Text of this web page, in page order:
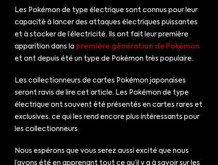
Les Pokémon de type électrique sont connus pour leur
capacité à lancer des attaques électriques puissantes
et à stocker de l’électricité. Ils ont fait leur première
apparition dans la première génération de Pokémon
et ont depuis été un type de Pokémon très populaire.
Les collectionneurs de cartes Pokémon japonaises
seront ravis de lire cet article. Les Pokémon de type
électrique ont souvent été présentés en cartes rares et
exclusives, ce qui les rend encore plus intéressants pour
les collectionneurs.
Nous espérons que vous serez aussi excité que nous
l’avons été en apprenant tout ce qu’il y a à savoir sur les